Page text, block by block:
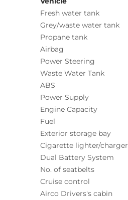
Fresh water tank
Grey/waste water tank
Propane tank
Airbag
Power Steering
Waste Water Tank
ABS
Power Supply
Engine Capacity
Fuel
Exterior storage bay
Cigarette lighter/charger
Dual Battery System
No. of seatbelts
Cruise control
Airco Drivers's cabin